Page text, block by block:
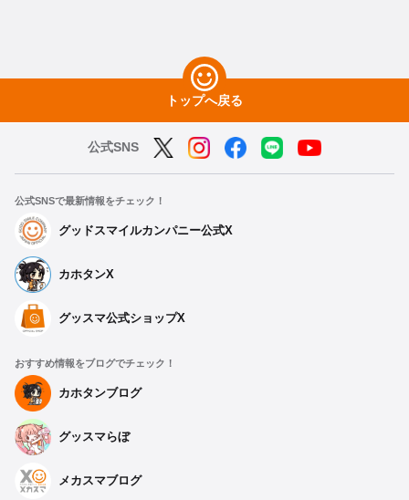
トップへ戻る
公式SNS
公式SNSで最新情報をチェック！
グッドスマイルカンパニー公式X
カホタンX
グッスマ公式ショップX
おすすめ情報をブログでチェック！
カホタンブログ
グッスマらぼ
メカスマブログ